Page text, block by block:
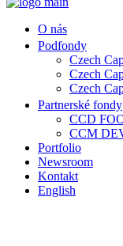
O nás
Podfondy
Czech
Czech
Czech
Partnerské fondy
CCD
CCM
Portfolio
Newsroom
Kontakt
English